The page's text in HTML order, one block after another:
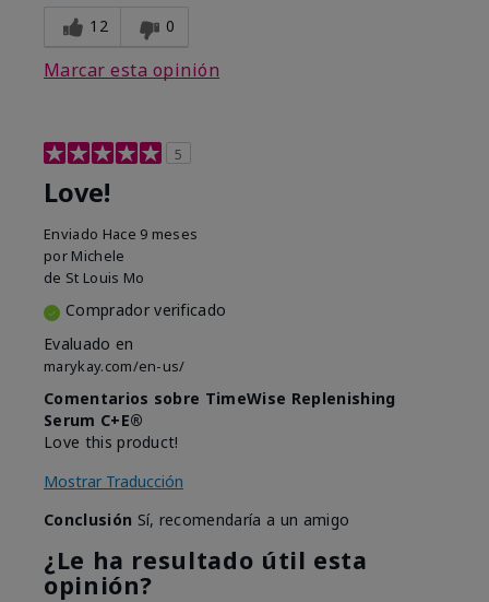
12 0
Marcar esta opinión
5
Love!
Enviado Hace 9 meses
por Michele
de St Louis Mo
Comprador verificado
Evaluado en
marykay.com/en-us/
Comentarios sobre TimeWise Replenishing
Serum C+E®
Love this product!
Mostrar Traducción
Conclusión Sí, recomendaría a un amigo
¿Le ha resultado útil esta
opinión?